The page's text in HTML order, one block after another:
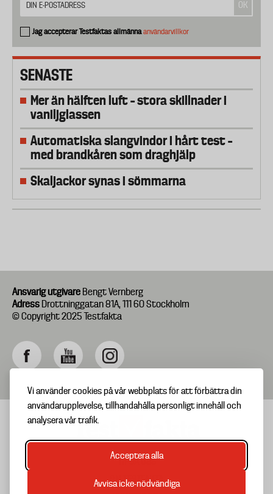
Vi använder cookies på vår webbplats för att förbättra din
användarupplevelse, tillhandahålla personligt innehåll och
analysera vår trafik.
Acceptera alla
Avvisa icke-nödvändiga
Jag accepterar Testfaktas allmännaanvändarvillkor
SENASTE
Mer än hälften luft – stora skillnader i
vaniljglassen
Automatiska slangvindor i hårt test –
med brandkåren som draghjälp
Skaljackor synas i sömmarna
Ansvarig utgivare Bengt Vernberg
Adress Drottninggatan 81A, 111 60 Stockholm
© Copyright 2025 Testfakta
Footer
TIPSA OSS
OM TESTFAKTA